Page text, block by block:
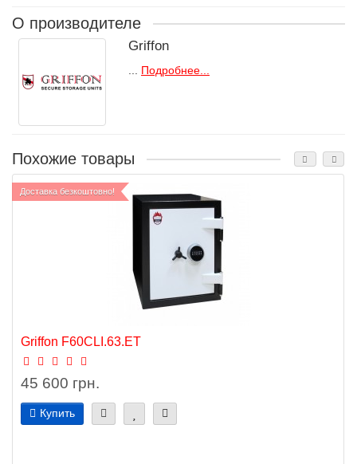
О производителе
Griffon
Подробнее...
Похожие товары
Доставка безкоштовно!
Griffon F60CLI.63.ET
45 600 грн.
Купить